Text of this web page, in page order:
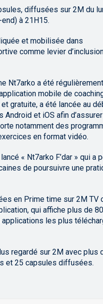
diffusées sur 2M du
à 21H15.
et mobilisée dans
comme levier
Nt7arko a été
mobile de
gratuite, a été lancée au
et iOS afin
notamment des
en format vidéo.
« Nt7arko F’dar » qui a
de poursuivre une
en Prime time sur 2M TV
qui affiche plus de
les plus
regardé sur 2M avec plus
et 25 capsules diffusées.